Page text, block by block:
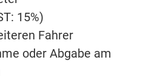
15%)
Fahrer
oder Abgabe am